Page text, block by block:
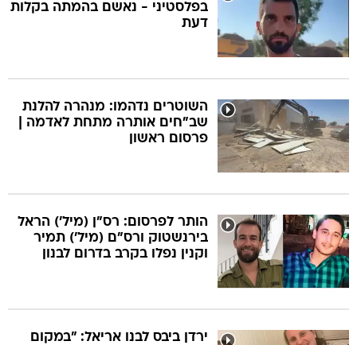
בפלסטיני - נאשם בהמתה בקלות
דעת
השוטרים נדהמו: מנהרה להלנת
שב"חים אותרה מתחת לאדמה |
פרסום ראשון
הותר לפרסום: רס"ן (מיל') הראל
בירנשטוק ורס"ם (מיל') תמיר
וקנין נפלו בקרב בדרום לבנון
ירדן ביבס לבנו אריאל: "במקום